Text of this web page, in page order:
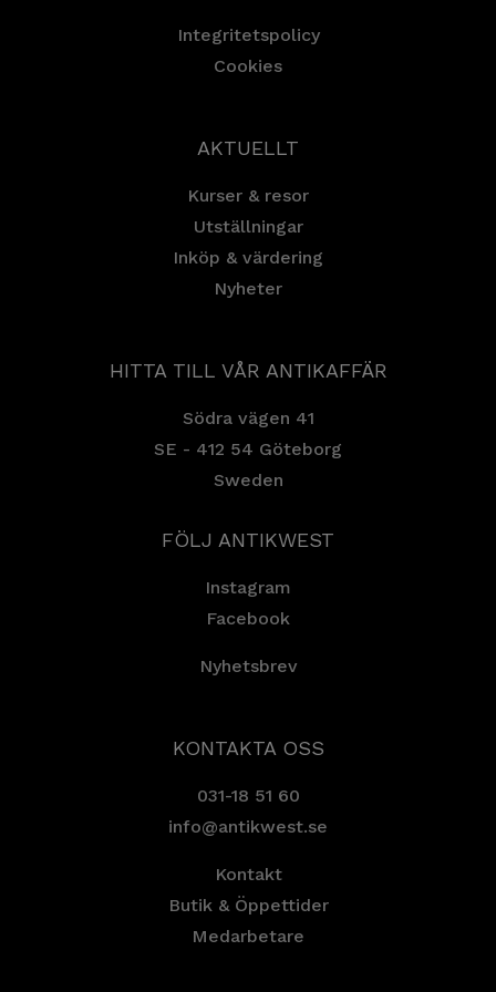
Integritetspolicy
Cookies
AKTUELLT
Kurser & resor
Utställningar
Inköp & värdering
Nyheter
HITTA TILL VÅR ANTIKAFFÄR
Södra vägen 41
SE - 412 54 Göteborg
Sweden
FÖLJ ANTIKWEST
Instagram
Facebook
Nyhetsbrev
KONTAKTA OSS
031-18 51 60
info@antikwest.se
Kontakt
Butik & Öppettider
Medarbetare